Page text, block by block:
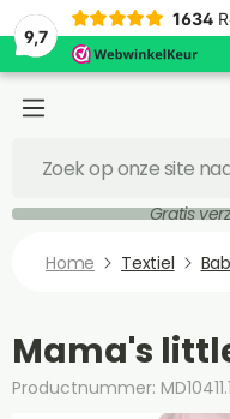
9,7
1634
Gratis
Home Textiel
Mama's
Productnummer: